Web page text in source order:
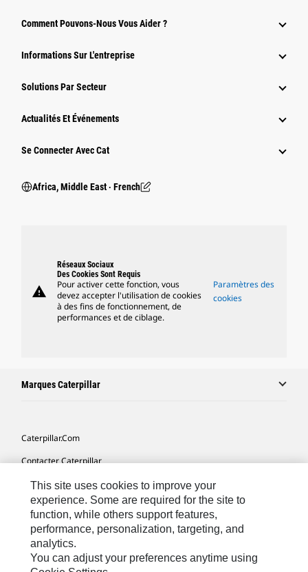
Comment Pouvons-Nous Vous Aider ?
Informations Sur L'entreprise
Solutions Par Secteur
Actualités Et Événements
Se Connecter Avec Cat
Africa, Middle East ‧ French
warning
Réseaux Sociaux
Des Cookies Sont Requis
Pour activer cette fonction, vous
devez accepter l'utilisation de cookies
à des fins de fonctionnement, de
performances et de ciblage.
Paramètres des
cookies
Marques Caterpillar
Caterpillar.com
Contacter Caterpillar
Mes Préférences Marketing
Plan Du Site
Cookie Settings
Mentions Légales
This site uses cookies to improve your
experience. Some are required for the site to
function, while others support features,
performance, personalization, targeting, and
analytics.
You can adjust your preferences anytime using